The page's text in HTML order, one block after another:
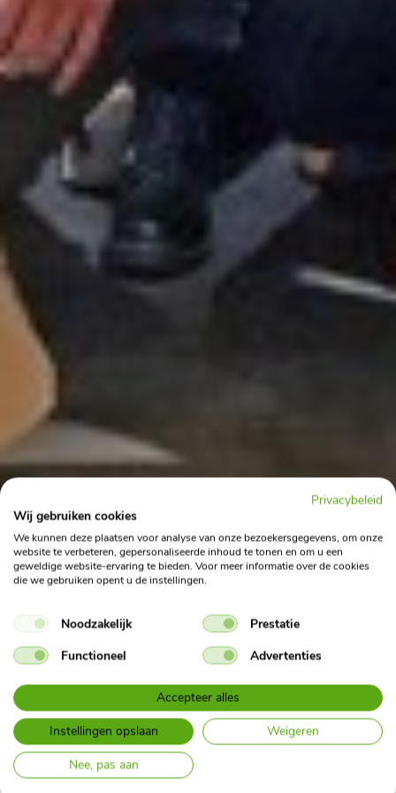
Waar ben je naar op
Privacybeleid
Wij gebruiken cookies
We kunnen deze plaatsen voor analyse van onze bezoekersgegevens, om onze
website te verbeteren, gepersonaliseerde inhoud te tonen en om u een
geweldige website-ervaring te bieden. Voor meer informatie over de cookies
die we gebruiken opent u de instellingen.
Noodzakelijk
Prestatie
Functioneel
Advertenties
Accepteer alles
Instellingen opslaan
Weigeren
Nee, pas aan